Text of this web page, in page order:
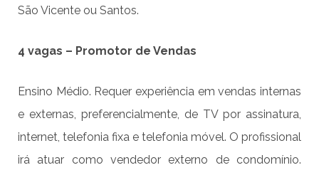
São Vicente ou Santos.
4 vagas – Promotor de Vendas
Ensino Médio. Requer experiência em vendas internas
e externas, preferencialmente, de TV por assinatura,
internet, telefonia fixa e telefonia móvel. O profissional
irá atuar como vendedor externo de condomínio.